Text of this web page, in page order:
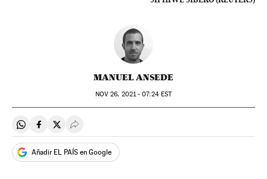
MANUEL ANSEDE
NOV 26, 2021 - 07:24EST
Compartir en Whatsapp
Compartir en Facebook
Compartir en Twitter
Desplegar Redes Sociales
Añadir EL PAÍS en Google